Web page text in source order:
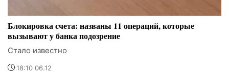
Блокировка счета: названы 11 операций, которые
вызывают у банка подозрение
Стало известно
18:10 06.12